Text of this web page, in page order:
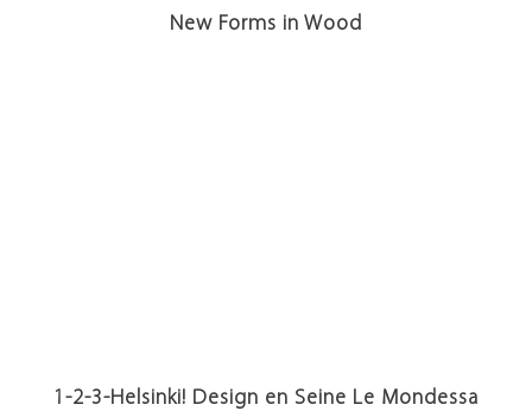
New Forms in Wood
1-2-3-Helsinki! Design en Seine Le Mondessa